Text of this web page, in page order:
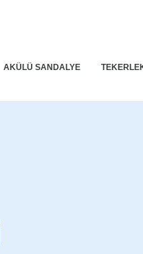
AKÜLÜ SANDALYE